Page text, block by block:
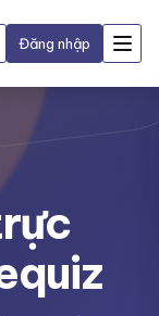
Đăng nhập